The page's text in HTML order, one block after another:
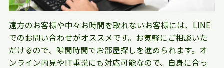
遠方のお客様や中々お時間を取れないお客様には、LINE
でのお問い合わせがオススメです。お気軽にご相談いた
だけるので、隙間時間でお部屋探しを進められます。オ
ンライン内見やIT重説にも対応可能なので、自身に合っ